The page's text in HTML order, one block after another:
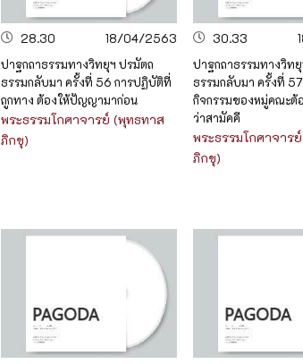
28.30
18/04/2563
ปาฐกถาธรรมทางวิทยุฯ ปรมัตถ
ธรรมกลับมา ครั้งที่ 56 การปฏิบัติที่
ถูกทาง ต้องให้ปัญญามาก่อน
พระธรรมโกศาจารย์ (พุทธทาส
ภิกขุ)
30.33
ปาฐกถาธรรมทางวิท
ธรรมกลับมา ครั้งที่ 57
กิจกรรมของหมู่คณะต้
ว่าสามัคคี
พระธรรมโกศาจาร
ภิกขุ)